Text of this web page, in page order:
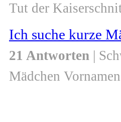
Tut der
Ich suche kurze
21 Antworten |
Mädchen Vornamen